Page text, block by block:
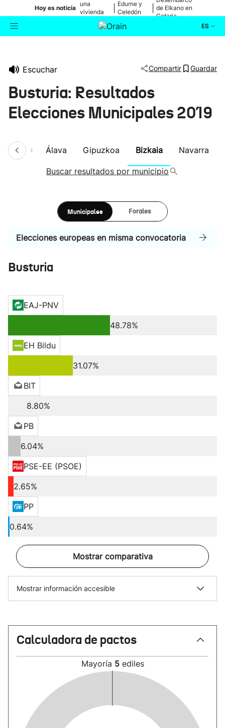
Hoy es noticia
una
vivienda
de Bilbao
Edurne y
Celedón
de Elkano en
Getaria
ES
Cultura
Escuchar Compartir Guardar
Busturia: Resultados
Elecciones Municipales 2019
Álava Gipuzkoa Bizkaia Navarra
Buscar resultados por municipio
Municipales Forales
Elecciones europeas en misma convocatoria
Busturia
EAJ-PNV
48.78%
EH Bildu
31.07%
BIT
8.80%
PB
6.04%
PSE-EE (PSOE)
2.65%
PP
0.64%
Mostrar comparativa
Mostrar información accesible
Calculadora de pactos
Mayoría 5 ediles